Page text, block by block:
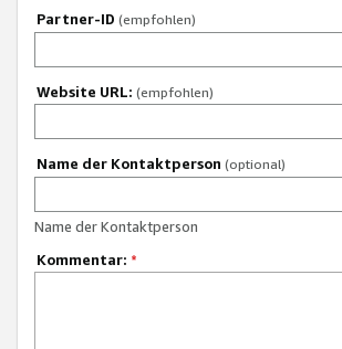
Partner-ID (empfohlen)
Website URL: (empfohlen)
Name der Kontaktperson (optional)
Name der Kontaktperson
Kommentar: *